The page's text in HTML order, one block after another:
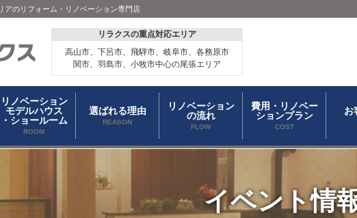
アのリフォーム・リノベーション専門店
リラクスの重点対応エリア
高山市、下呂市、飛騨市、岐阜市、各務原市
関市、羽島市、小牧市中心の尾張エリア
リノベーション
モデルハウス
・ショールーム
ROOM
選ばれる理由
REASON
リノベーション
の流れ
FLOW
費用・リノベー
ションプラン
COST
お
イベント情